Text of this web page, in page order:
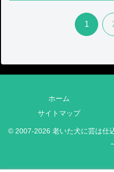
1
ホーム
サイトマップ
© 2007-2026 老いた犬に芸は